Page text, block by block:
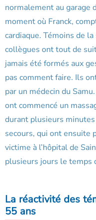
normalement au garage
moment où Franck,
cardiaque. Témoins de
collègues ont tout de
jamais été formés aux
pas comment faire. Ils
par un médecin du
ont commencé un
durant plusieurs
secours, qui ont ensuite
victime à l’hôpital de
plusieurs jours le temps
La réactivité des
55 ans